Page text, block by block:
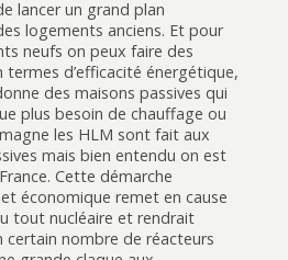
lancer un grand plan
logements anciens. Et pour
neufs on peux faire des
termes d’efficacité énergétique,
des maisons passives qui
plus besoin de chauffage ou
les HLM sont fait aux
mais bien entendu on est
Cette démarche
économique remet en cause
tout nucléaire et rendrait
certain nombre de réacteurs